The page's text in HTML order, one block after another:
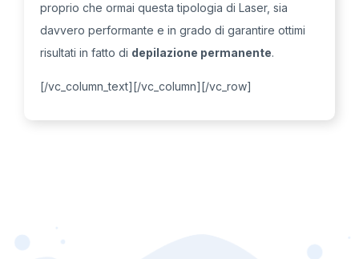
proprio che ormai questa tipologia di Laser, sia
davvero performante e in grado di garantire ottimi
risultati in fatto di depilazione permanente.
[/vc_column_text][/vc_column][/vc_row]